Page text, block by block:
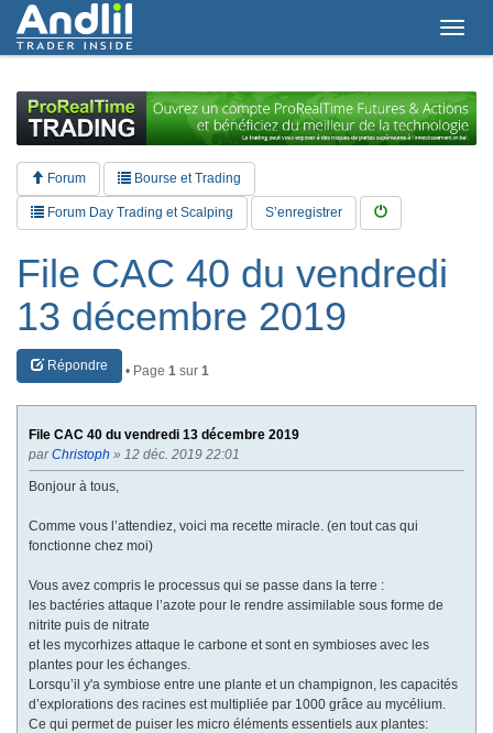
T
g
l
e
n
Forum Bourse et Trading
Forum Day Trading et Scalping S’enregistrer
File CAC 40 du vendredi
13 décembre 2019
Répondre • Page 1 sur 1
File CAC 40 du vendredi 13 décembre 2019
parChristoph » 12 déc. 2019 22:01
Bonjour à tous,
Comme vous l’attendiez, voici ma recette miracle. (en tout cas qui
fonctionne chez moi)
Vous avez compris le processus qui se passe dans la terre :
les bactéries attaque l’azote pour le rendre assimilable sous forme de
nitrite puis de nitrate
et les mycorhizes attaque le carbone et sont en symbioses avec les
plantes pour les échanges.
Lorsqu’il y'a symbiose entre une plante et un champignon, les capacités
d’explorations des racines est multipliée par 1000 grâce au mycélium.
Ce qui permet de puiser les micro éléments essentiels aux plantes: